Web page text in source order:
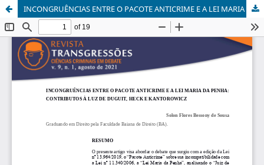
INCONGRUÊNCIAS ENTRE O PACOTE ANTICRIME E A LEI MARIA DA PENHA: CONTRIBUTOS À LUZ DE DUGUIT, HECK E KANTOROWICZ